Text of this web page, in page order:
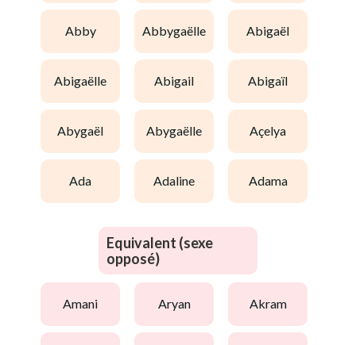
abby abbygaëlle abigaël
abigaëlle abigail abigaïl
abygaël abygaëlle açelya
ada adaline adama
Equivalent (sexe
opposé)
amani aryan akram